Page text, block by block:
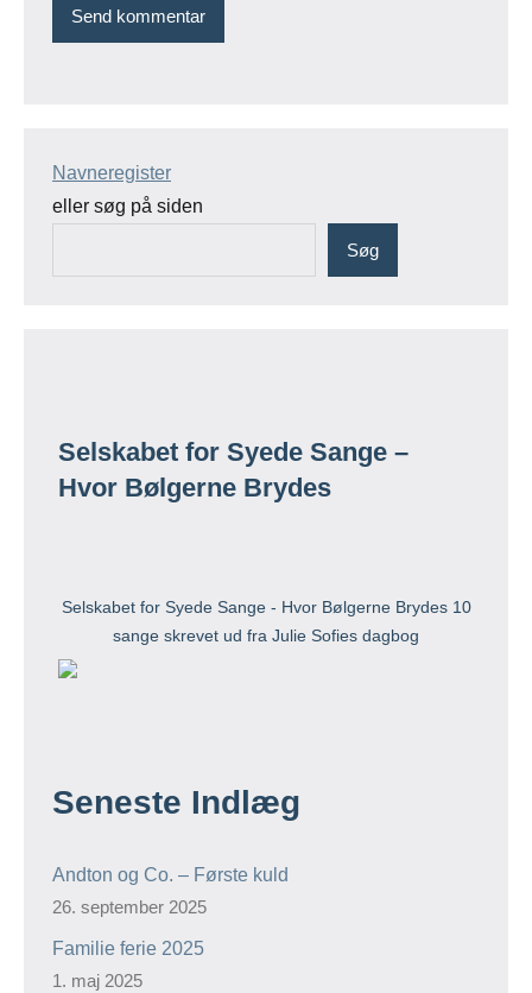
Navneregister
eller søg på siden
Søg
Selskabet for Syede Sange –
Hvor Bølgerne Brydes
Selskabet for Syede Sange - Hvor Bølgerne Brydes 10
sange skrevet ud fra Julie Sofies dagbog
Seneste Indlæg
Andton og Co. – Første kuld
26. september 2025
Familie ferie 2025
1. maj 2025